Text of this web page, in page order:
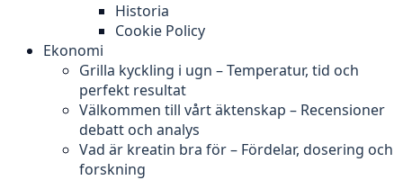
Historia
Cookie Policy
Ekonomi
Grilla kyckling i ugn – Temperatur, tid och
perfekt resultat
Välkommen till vårt äktenskap – Recensioner
debatt och analys
Vad är kreatin bra för – Fördelar, dosering och
forskning